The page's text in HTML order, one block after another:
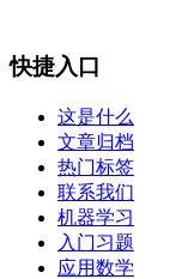
快捷入口
这是什么
文章归档
热门标签
联系我们
机器学习
入门习题
应用数学